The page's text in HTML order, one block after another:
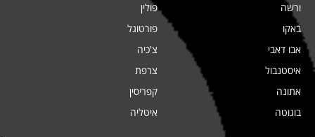
ורשה
באקו
אבו דאבי
איסטנבול
אתונה
בוגוטה
פולין
פורטוגל
צ'כיה
צרפת
קפריסין
איטליה